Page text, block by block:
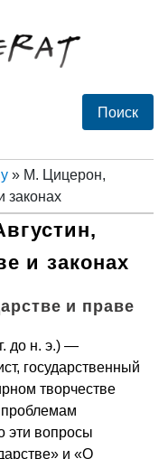
» М. Цицерон,
законах
и законах
и праве
до н. э.) —
государственный
творчестве
проблемам
эти вопросы
и «О